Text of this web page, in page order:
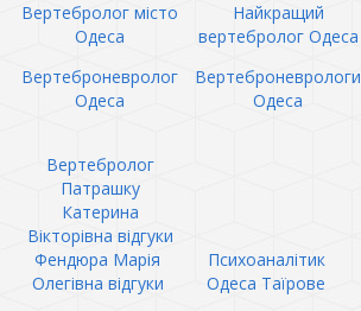
Вертебролог місто
Одеса
Найкращий
вертебролог Одеса
Вертеброневролог
Одеса
Вертеброневрологи
Одеса
Вертебролог
Патрашку
Катерина
Вікторівна відгуки
Фендюра Марія
Олегівна відгуки
Психоаналітик
Одеса Таїрове